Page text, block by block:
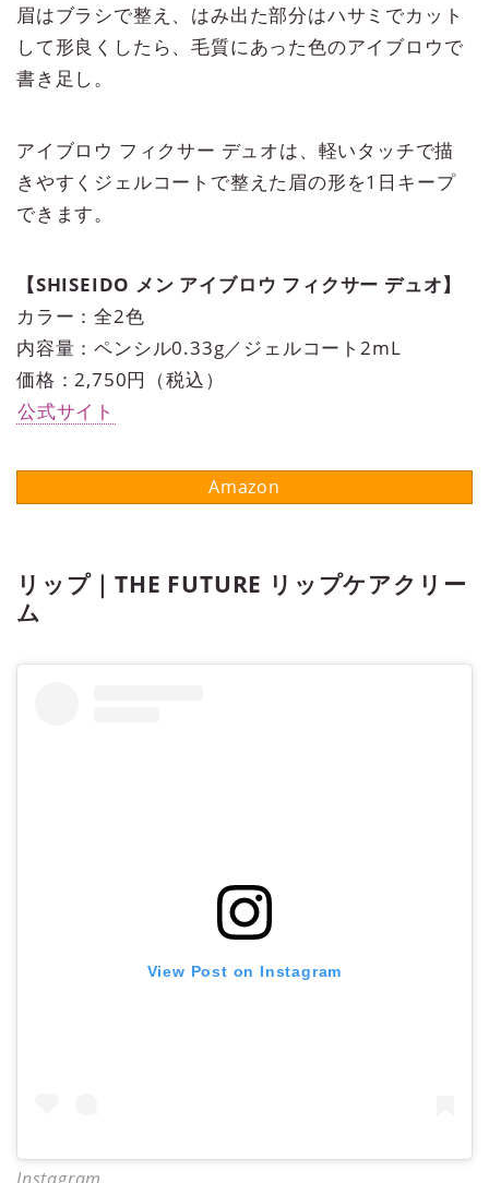
眉はブラシで整え、はみ出た部分はハサミでカット
して形良くしたら、毛質にあった色のアイブロウで
書き足し。
アイブロウ フィクサー デュオは、軽いタッチで描
きやすくジェルコートで整えた眉の形を1日キープ
できます。
【SHISEIDO メン アイブロウ フィクサー デュオ】
カラー：全2色
内容量：ペンシル0.33g／ジェルコート2mL
価格：2,750円（税込）
公式サイト
リップ｜THE FUTURE リップケアクリー
ム
View Post on Instagram